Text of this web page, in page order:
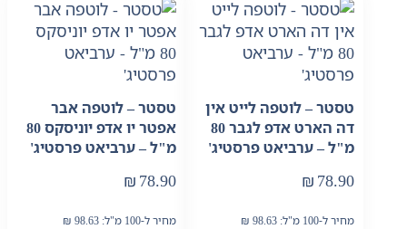
טסטר – לוטפה לייט אין
דה הארט אדפ לגבר 80
מ"ל – ערביאט פרסטיג'
₪ 78.90
מחיר ל-100 מ"ל: ₪ 98.63
טסטר – לוטפה אבר
אפטר יו אדפ יוניסקס 80
מ"ל – ערביאט פרסטיג'
₪ 78.90
מחיר ל-100 מ"ל: ₪ 98.63